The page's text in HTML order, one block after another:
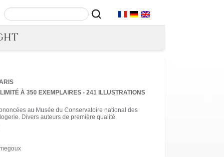
À 350 EXEMPLAIRES - 241 ILLUSTRATIONS
au Musée du Conservatoire national des
Divers auteurs de première qualité.